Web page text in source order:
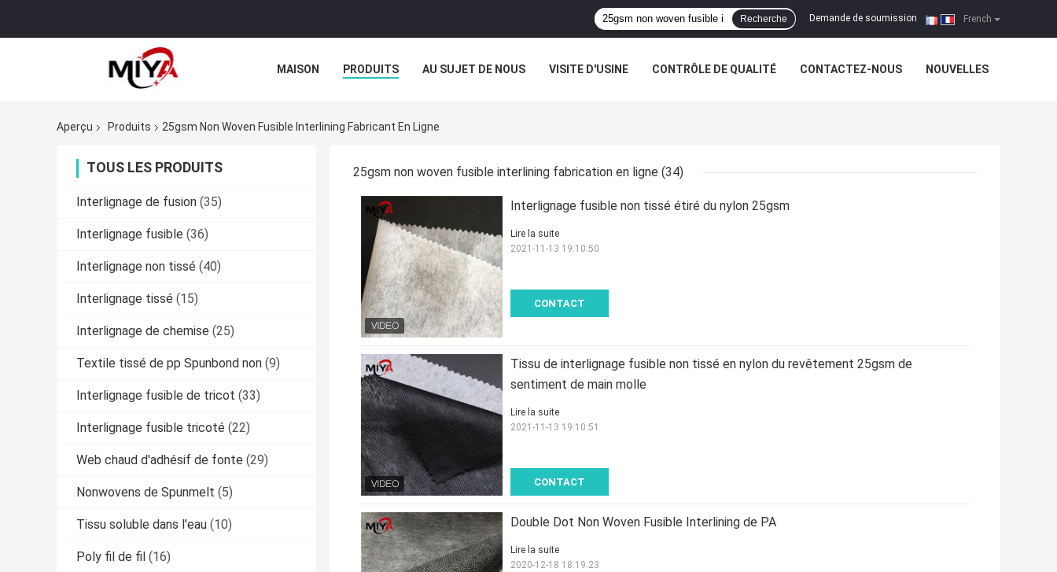
French
Demande de soumission |
Recherche
MAISON PRODUITS AU SUJET DE NOUS VISITE D'USINE CONTRÔLE DE QUALITÉ CONTACTEZ-NOUS NOUVELLES
Aperçu
Produits 25gsm Non Woven Fusible Interlining Fabricant En Ligne
TOUS LES PRODUITS
Interlignage de fusion (35)
Interlignage fusible (36)
Interlignage non tissé (40)
Interlignage tissé (15)
Interlignage de chemise (25)
Textile tissé de pp Spunbond non (9)
Interlignage fusible de tricot (33)
Interlignage fusible tricoté (22)
Web chaud d'adhésif de fonte (29)
Nonwovens de Spunmelt (5)
Tissu soluble dans l'eau (10)
Poly fil de fil (16)
25gsm non woven fusible interlining fabrication en ligne (34)
Interlignage fusible non tissé étiré du nylon 25gsm
CONTACT
Lire la suite
2021-11-13 19:10:50
Tissu de interlignage fusible non tissé en nylon du revêtement 25gsm de
sentiment de main molle
CONTACT
Lire la suite
2021-11-13 19:10:51
Double Dot Non Woven Fusible Interlining de PA
Lire la suite
2020-12-18 18:19:23